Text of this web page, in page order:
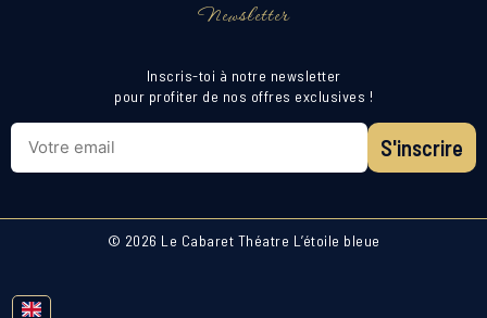
Newsletter
Inscris-toi à notre newsletter
pour profiter de nos offres exclusives !
S'inscrire
© 2026 Le Cabaret Théatre L’étoile bleue